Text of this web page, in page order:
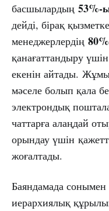
басшылардың 53%-
дейді, бірақ
менеджерлердің
қанағаттандыру
екенін айтады.
мәселе болып қала
электрондық
чаттарға алаңдай
орындау үшін
жоғалтады.
Баяндамада сонымен
иерархиялық